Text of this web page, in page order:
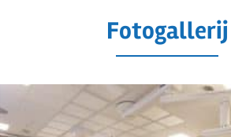
Fotogallerij